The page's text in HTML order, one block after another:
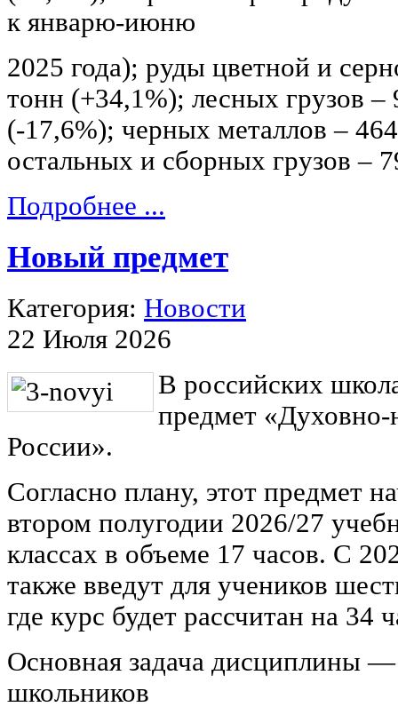
к январю-июню
2025 года); руды цветной и
тонн (+34,1%); лесных грузов –
(-17,6%); черных металлов –
остальных и сборных грузов –
Подробнее ...
Новый предмет
Категория: Новости
22 Июля 2026
В российских
предмет «Духовно-
России».
Согласно плану, этот предмет
втором полугодии 2026/27
классах в объеме 17 часов. С
также введут для учеников
где курс будет рассчитан на 34
Основная задача дисциплины
школьников